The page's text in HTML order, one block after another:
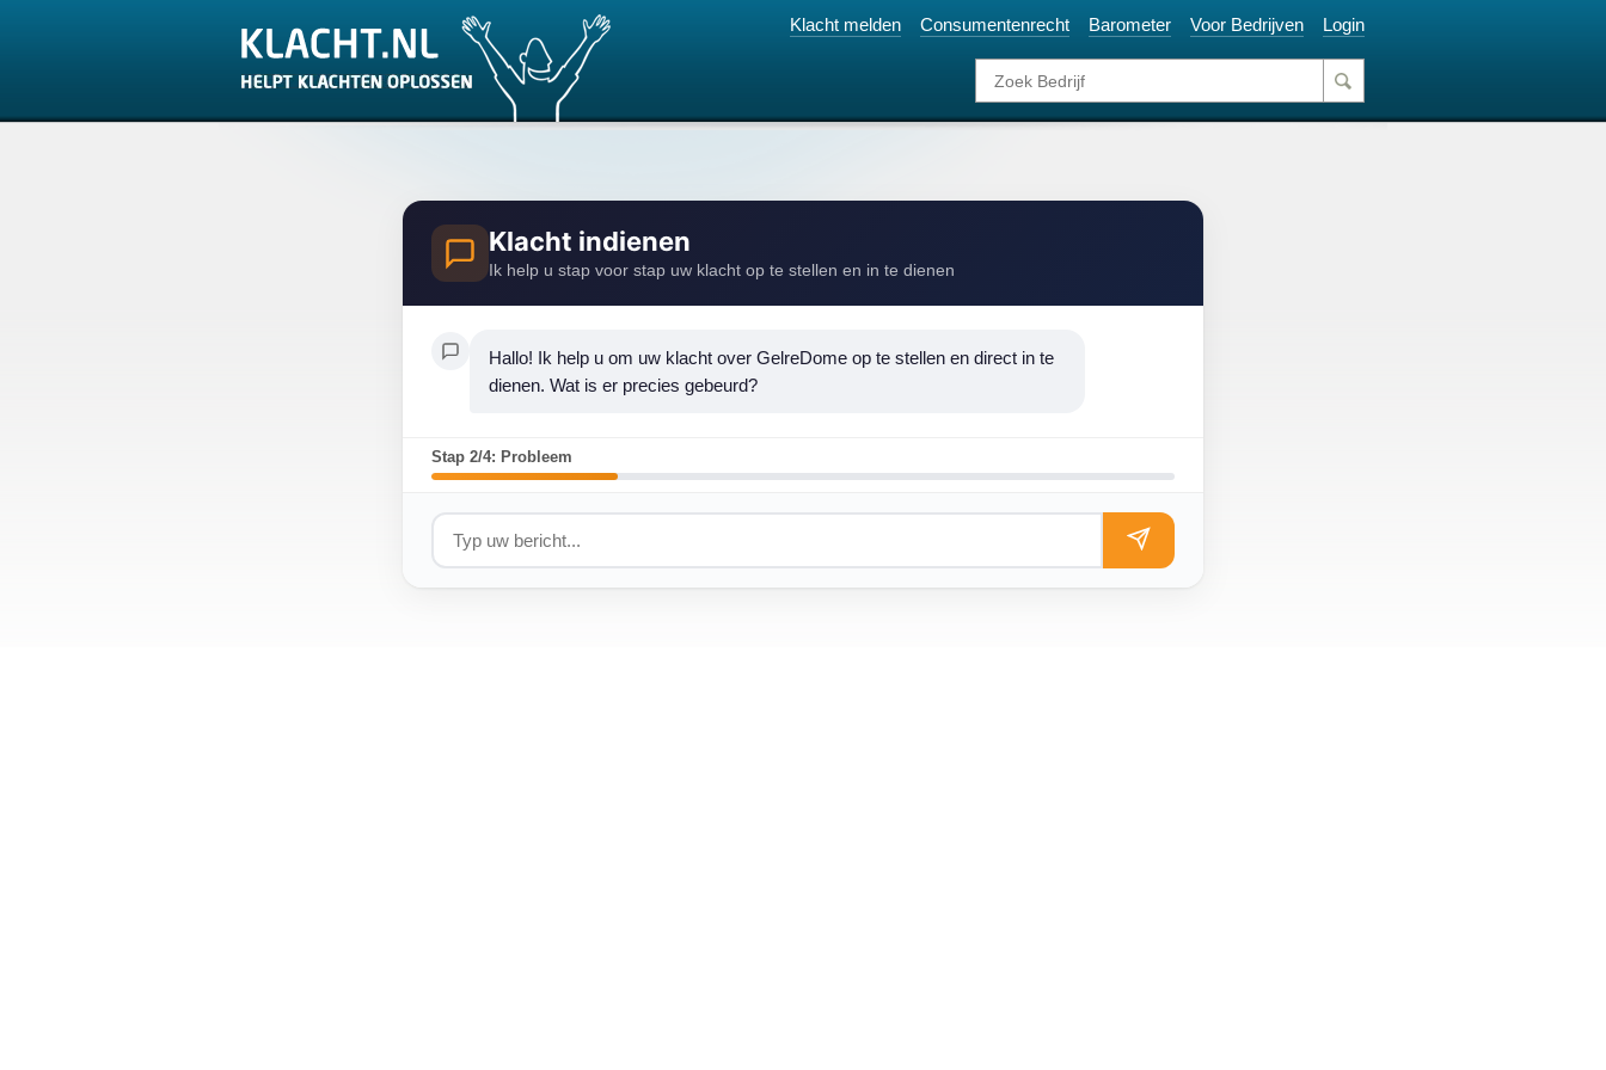
Klacht melden Consumentenrecht Barometer Voor Bedrijven Login
Klacht indienen
Ik help u stap voor stap uw klacht op te stellen en in te dienen
Hallo! Ik help u om uw klacht over GelreDome op te stellen en direct in te
dienen. Wat is er precies gebeurd?
Stap 2/4: Probleem